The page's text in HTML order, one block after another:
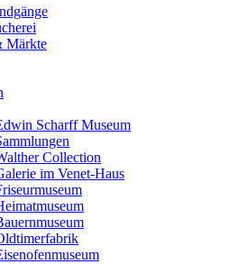
Märkte
Scharff Museum
Collection
im Venet-Haus